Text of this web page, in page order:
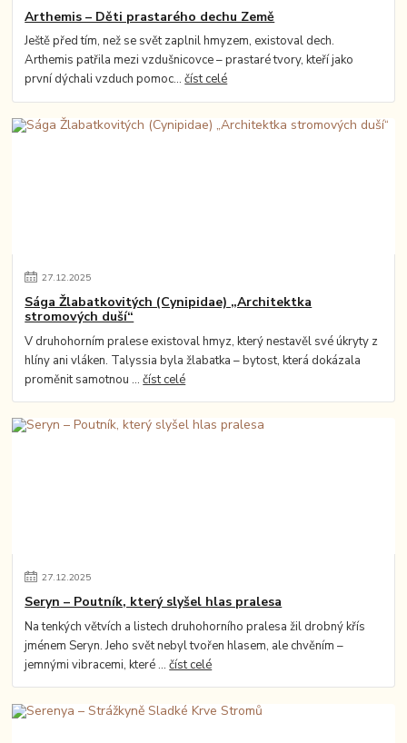
Arthemis – Děti prastarého dechu Země
Ještě před tím, než se svět zaplnil hmyzem, existoval dech.
Arthemis patřila mezi vzdušnicovce – prastaré tvory, kteří jako
první dýchali vzduch pomoc...číst celé
27.12.2025
Sága Žlabatkovitých (Cynipidae) „Architektka
stromových duší“
V druhohorním pralese existoval hmyz, který nestavěl své úkryty z
hlíny ani vláken. Talyssia byla žlabatka – bytost, která dokázala
proměnit samotnou ...číst celé
27.12.2025
Seryn – Poutník, který slyšel hlas pralesa
Na tenkých větvích a listech druhohorního pralesa žil drobný křís
jménem Seryn. Jeho svět nebyl tvořen hlasem, ale chvěním –
jemnými vibracemi, které ...číst celé